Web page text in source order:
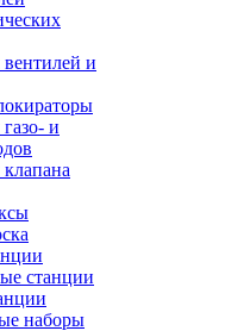
и
и
станции
наборы